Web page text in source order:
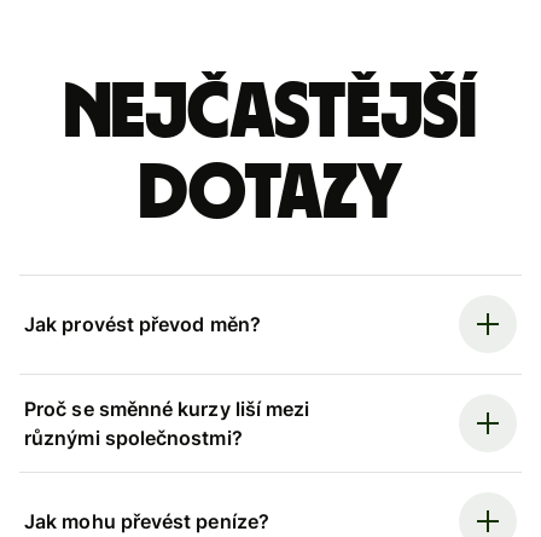
Nejčastější
dotazy
Jak provést převod měn?
Proč se směnné kurzy liší mezi
různými společnostmi?
Jak mohu převést peníze?